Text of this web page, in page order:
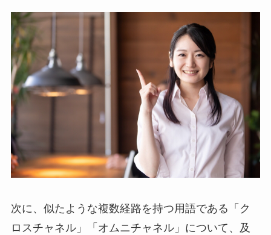
次に、似たような複数経路を持つ用語である「ク
ロスチャネル」「オムニチャネル」について、及